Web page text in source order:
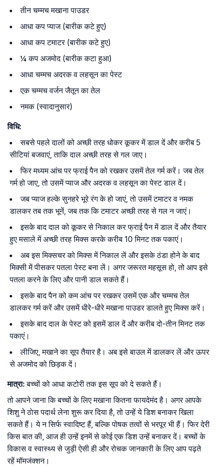
तीन चम्मच मखाना पाउडर
आधा कप प्याज (बारीक कटे हुए)
आधा कप टमाटर (बारीक कटे हुए)
¼ कप अजमोद (बारीक कटा हुआ)
आधा चम्मच अदरक व लहसून का पेस्ट
एक चम्मच वर्जन जैतून का तेल
नमक (स्वादानुसार)
विधि:
सबसे पहले दालों को अच्छी तरह धोकर कूकर में डाल दें और करीब 5
सीटियां बजवाएं, ताकि दाल अच्छी तरह से गल जाए।
फिर मध्यम आंच पर फ्राई पैन को रखकर उसमें तेल गर्म करें। जब तेल
गर्म हो जाए, तो उसमें प्याज और अदरक व लहसून का पेस्ट डाल दें।
जब प्याज हल्के सुनहरे भूरे रंग के हो जाएं, तो उसमें टमाटर व नमक
डालकर तब तक भूनें, जब तक कि टमाटर अच्छी तरह से गल न जाएं।
इसके बाद दाल को कूकर से निकाल कर फ्राई पैन में डाल दें और तैयार
हुए मसाले में अच्छी तरह मिक्स करके करीब 10 मिनट तक पकाएं।
अब इस मिक्सचर को मिक्स में निकाल लें और इसके ठंडा होने के बाद
मिक्सी में पीसकर पतला पेस्ट बना लें। अगर जरूरत महसूस हो, तो आप इसे
पतला करने के लिए और पानी डाल सकते हैं।
इसके बाद पैन को कम आंच पर रखकर उसमें एक और चम्मच तेल
डालकर गर्म करें और उसमें धीरे-धीरे मखाना पाउडर डालते हुए मिक्स करें।
इसके बाद दाल के पेस्ट को इसमें डाल दें और करीब दो-तीन मिनट तक
पकाएं।
लीजिए, मखाने का सूप तैयार है। अब इसे बाउल में डालकर लें और ऊपर
से अजमोद को छिड़क दें।
मात्रा: बच्चों को आधा कटोरी तक इस सूप को दे सकते हैं।
तो आपने जाना कि बच्चों के लिए मखाना कितना फायदेमंद है। अगर आपके
शिशु ने ठाेस पदार्थ लेना शुरू कर दिया है, तो उन्हें ये डिश बनाकर खिला
सकते हैं। ये न सिर्फ स्वादिष्ट हैं, बल्कि पोषक तत्वों से भरपूर भी हैं। फिर देरी
किस बात की, आज ही उन्हें इनमें से कोई एक डिश उन्हें बनाकर दें। बच्चों के
विकास व स्वास्थ्य से जुड़ी ऐसी ही और रोचक जानकारी के लिए आप पढ़ते
रहें मॉमजंक्शन।